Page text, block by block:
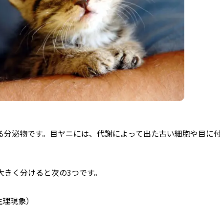
泌物です。目ヤニには、代謝によって出た古い細胞や目に
く分けると次の3つです。
現象）